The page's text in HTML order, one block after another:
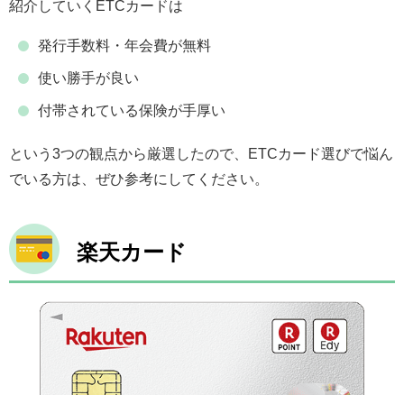
紹介していくETCカードは
発行手数料・年会費が無料
使い勝手が良い
付帯されている保険が手厚い
という3つの観点から厳選したので、ETCカード選びで悩ん
でいる方は、ぜひ参考にしてください。
楽天カード